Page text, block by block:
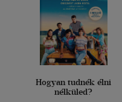
Hogyan tudnék élni
nélküled?